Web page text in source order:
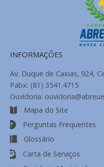
INFORMAÇÕES
Av. Duque de Caxias, 924,
Pabx: (81) 3541.4715
Ouvidoria:
Mapa do Site
Perguntas Frequentes
Glossário
Carta de Serviços